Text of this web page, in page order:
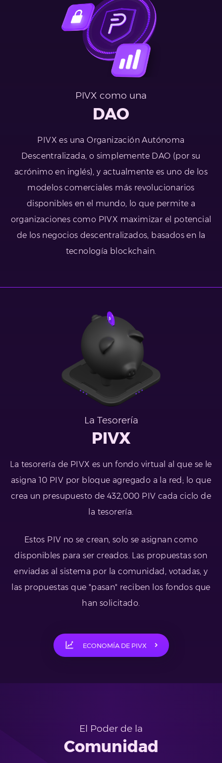
PIVX como una
DAO
PIVX es una Organización Autónoma
Descentralizada, o simplemente DAO (por su
acrónimo en inglés), y actualmente es uno de los
modelos comerciales más revolucionarios
disponibles en el mundo, lo que permite a
organizaciones como PIVX maximizar el potencial
de los negocios descentralizados, basados en la
tecnología blockchain.
La Tesorería
PIVX
La tesorería de PIVX es un fondo virtual al que se le
asigna 10 PIV por bloque agregado a la red; lo que
crea un presupuesto de 432,000 PIV cada ciclo de
la tesorería.
Estos PIV no se crean, solo se asignan como
disponibles para ser creados. Las propuestas son
enviadas al sistema por la comunidad, votadas, y
las propuestas que "pasan" reciben los fondos que
han solicitado.
ECONOMÍA DE PIVX
El Poder de la
Comunidad